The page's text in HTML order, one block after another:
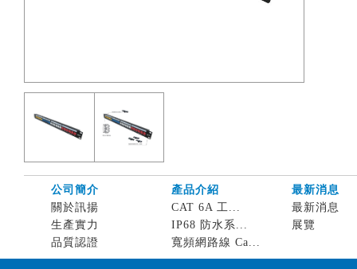
公司簡介 產品介紹
最新消息
關於訊揚
生產實力
品質認證
CAT 6A 工...
IP68 防水系...
寬頻網路線 Ca...
最新消息
展覽